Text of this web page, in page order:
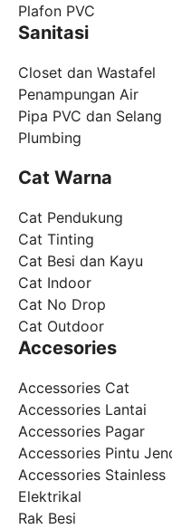
Plafon PVC
Sanitasi
Closet dan Wastafel
Penampungan Air
Pipa PVC dan Selang
Plumbing
Cat Warna
Cat Pendukung
Cat Tinting
Cat Besi dan Kayu
Cat Indoor
Cat No Drop
Cat Outdoor
Accesories
Accessories Cat
Accessories Lantai
Accessories Pagar
Accessories Pintu
Accessories Stainless
Elektrikal
Rak Besi